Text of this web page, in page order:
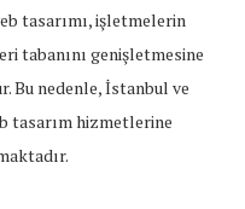
tasarımı, işletmelerin
tabanını genişletmesine
Bu nedenle, İstanbul ve
tasarım hizmetlerine